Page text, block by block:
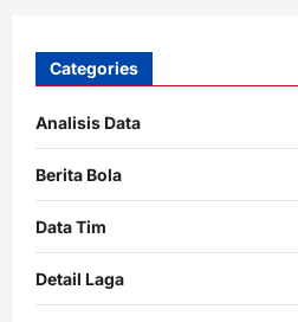
Categories
Analisis Data
Berita Bola
Data Tim
Detail Laga